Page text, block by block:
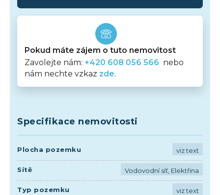
Pokud máte zájem o tuto nemovitost
Zavolejte nám: +420 608 056 566 nebo
nám nechte vzkaz zde.
Specifikace nemovitosti
Plocha pozemku viz text
Sítě Vodovodní síť, Elektřina
Typ pozemku viz text